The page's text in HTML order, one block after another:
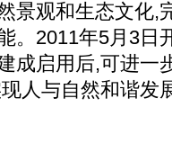
景观和生态文化,
。2011年5月3日
成启用后,可进一
人与自然和谐发